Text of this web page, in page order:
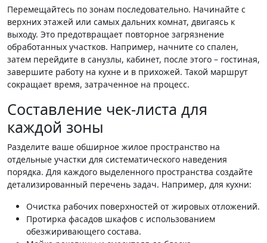
Перемещайтесь по зонам последовательно. Начинайте с
верхних этажей или самых дальних комнат, двигаясь к
выходу. Это предотвращает повторное загрязнение
обработанных участков. Например, начните со спален,
затем перейдите в санузлы, кабинет, после этого – гостиная,
завершите работу на кухне и в прихожей. Такой маршрут
сокращает время, затраченное на процесс.
Составление чек-листа для
каждой зоны
Разделите ваше обширное жилое пространство на
отдельные участки для систематического наведения
порядка. Для каждого выделенного пространства создайте
детализированный перечень задач. Например, для кухни:
Очистка рабочих поверхностей от жировых отложений.
Протирка фасадов шкафов с использованием
обезжиривающего состава.